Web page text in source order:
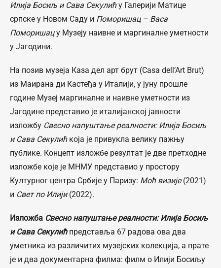
Илија Босиљ и Сава Секулићу Галерији Матице
српске у Новом Саду и Поморишац – Васа
Поморишацу Музеју наивне и маргиналне уметности
у Јагодини.
На позив музеја Каза дел арт брут (Casa dell’Art Brut)
из Маирана ди Кастеђа у Италији, у јуну прошле
године Музеј маргиналне и наивне уметности из
Јагодине представио је италијанској јавности
изложбу Свесно напуштање реалности: Илија Босиљ
и Сава Секулићкоја је привукла велику пажњу
публике. Концепт изложбе резултат је две претходне
изложбе које је МНМУ представио у простору
Културног центра Србије у Паризу: Моћ визије(2021)
и Свет по Илији(2022).
Изложба Свесно напуштање реалности: Илија Босиљ
и Сава Секулићпредставља 67 радова ова два
уметника из различитих музејских колекција, а прате
је и два документарна филма: филм о Илији Босиљу